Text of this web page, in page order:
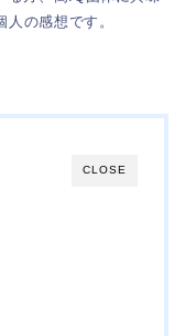
の感想です。
CLOSE